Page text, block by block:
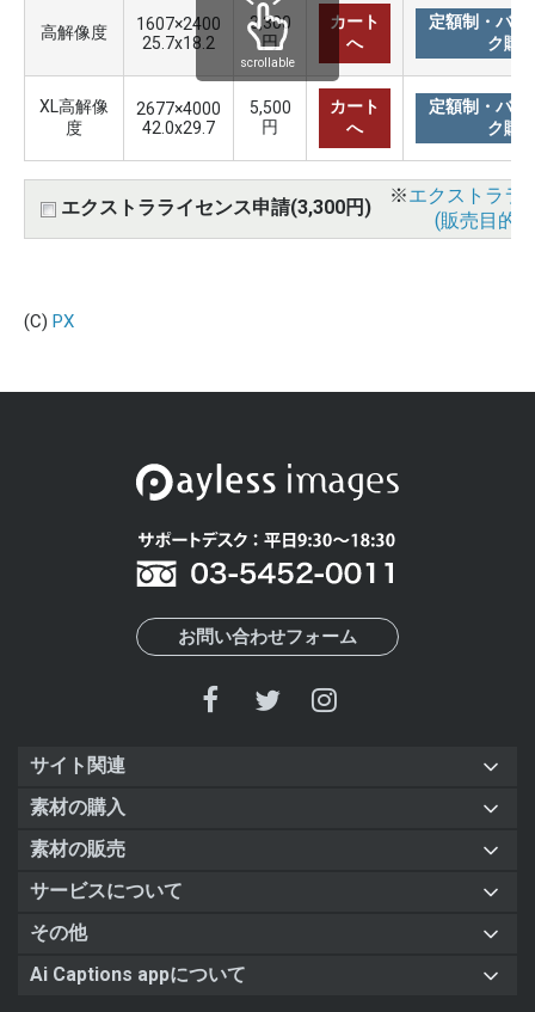
高解像度
1607×2400
25.7x18.2
3,300
円
カート
へ
定額制・バリ
ク購
XL高解像
度
2677×4000
42.0x29.7
5,500
円
カート
へ
定額制・バリ
ク購
エクストラライセンス申請(3,300円)
※エクストララ
(販売目的
scrollable
(C) PX
お問い合わせフォーム
サイト関連
素材の購入
素材の販売
サービスについて
その他
Ai Captions appについて